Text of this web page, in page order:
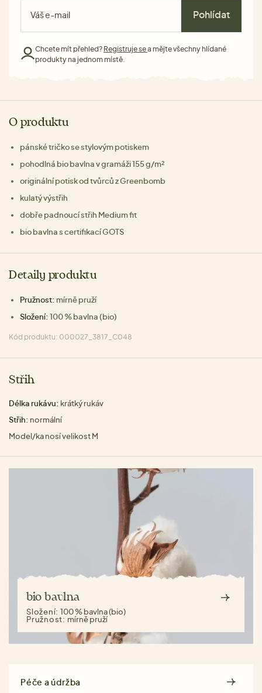
Pohlídat
Chcete mít přehled? Registruje sea mějte všechny hlídané
produkty na jednom místě.
O produktu
pánské tričko se stylovým potiskem
pohodlná bio bavlna v gramáži 155 g/m²
originální potisk od tvůrců z Greenbomb
kulatý výstřih
dobře padnoucí střih Medium fit
bio bavlna s certifikací GOTS
Detaily produktu
Pružnost: mírně pruží
Složení: 100 % bavlna (bio)
Kód produktu: 000027_3817_C048
Střih
Délka rukávu: krátký rukáv
Střih: normální
Model/ka nosí velikost M
bio bavlna
Složení:100 % bavlna (bio)
Pružnost: mírně pruží
Péče a údržba